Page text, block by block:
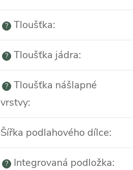
? Tloušťka:
? Tloušťka jádra:
? Tloušťka nášlapné
vrstvy:
Šířka podlahového dílce:
? Integrovaná podložka: